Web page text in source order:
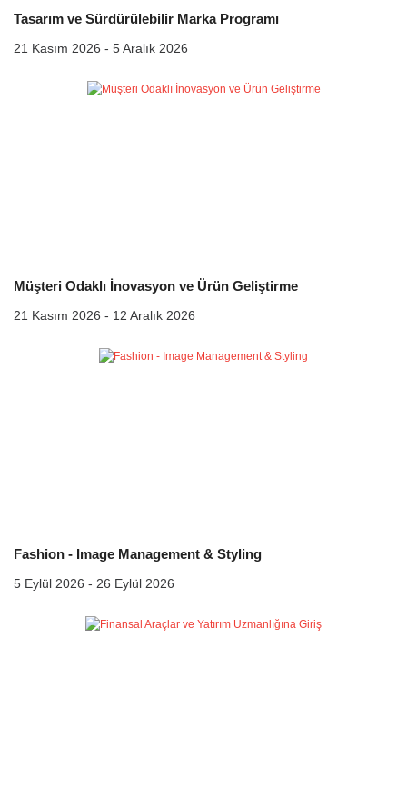
Tasarım ve Sürdürülebilir Marka Programı
21 Kasım 2026 - 5 Aralık 2026
Müşteri Odaklı İnovasyon ve Ürün Geliştirme
21 Kasım 2026 - 12 Aralık 2026
Fashion - Image Management & Styling
5 Eylül 2026 - 26 Eylül 2026